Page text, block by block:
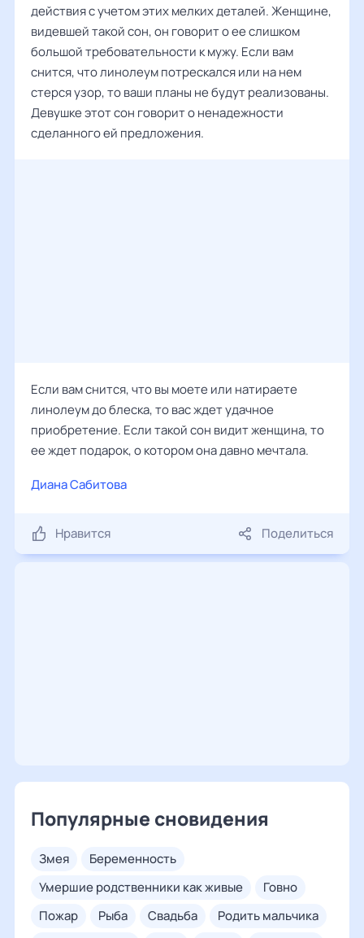
действия с учетом этих мелких деталей. Женщине,
видевшей такой сон, он говорит о ее слишком
большой требовательности к мужу. Если вам
снится, что линолеум потрескался или на нем
стерся узор, то ваши планы не будут реализованы.
Девушке этот сон говорит о ненадежности
сделанного ей предложения.
Если вам снится, что вы моете или натираете
линолеум до блеска, то вас ждет удачное
приобретение. Если такой сон видит женщина, то
ее ждет подарок, о котором она давно мечтала.
Диана Сабитова
Нравится Поделиться
Популярные сновидения
змея
беременность
умершие родственники как живые
говно
пожар
рыба свадьба
родить мальчика